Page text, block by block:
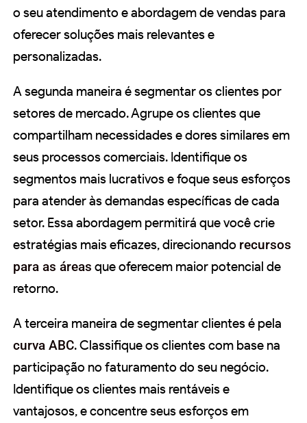
o seu atendimento e abordagem de vendas para
oferecer soluções mais relevantes e
personalizadas.
A segunda maneira é segmentar os clientes por
setores de mercado. Agrupe os clientes que
compartilham necessidades e dores similares em
seus processos comerciais. Identifique os
segmentos mais lucrativos e foque seus esforços
para atender às demandas específicas de cada
setor. Essa abordagem permitirá que você crie
estratégias mais eficazes, direcionando recursos
para as áreas que oferecem maior potencial de
retorno.
A terceira maneira de segmentar clientes é pela
curva ABC. Classifique os clientes com base na
participação no faturamento do seu negócio.
Identifique os clientes mais rentáveis e
vantajosos, e concentre seus esforços em